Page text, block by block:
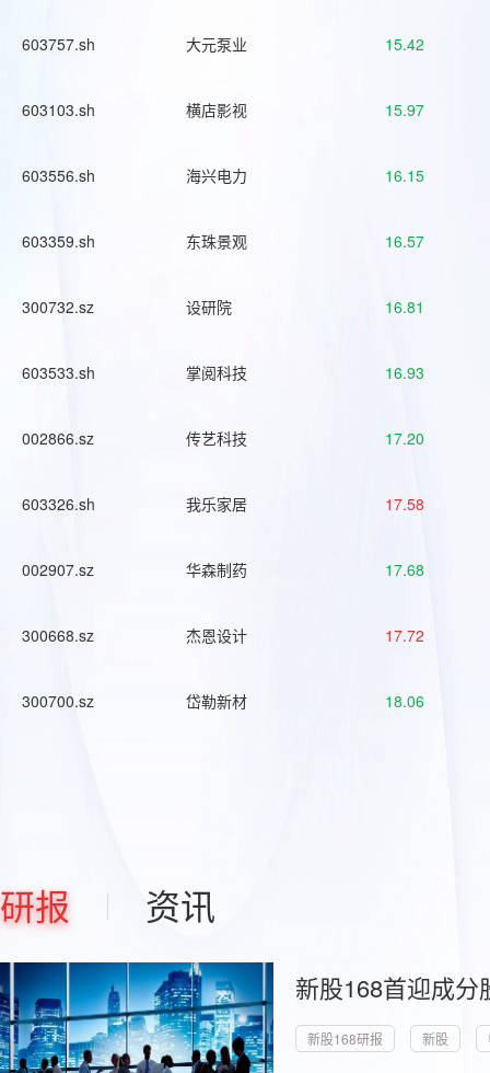
603757.sh 大元泵业 15.42
603103.sh 横店影视 15.97
603556.sh 海兴电力 16.15
603359.sh 东珠景观 16.57
300732.sz 设研院 16.81
603533.sh 掌阅科技 16.93
002866.sz 传艺科技 17.20
603326.sh 我乐家居 17.58
002907.sz 华森制药 17.68
300668.sz 杰恩设计 17.72
300700.sz 岱勒新材 18.06
研报 资讯
新股168首迎成
新股168研报 新股